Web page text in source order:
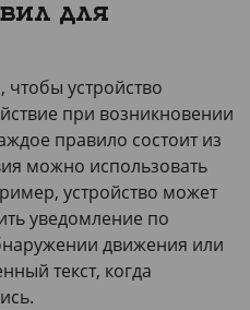
для
устройство
при возникновении
правило состоит из
можно использовать
устройство может
уведомление по
движения или
текст, когда